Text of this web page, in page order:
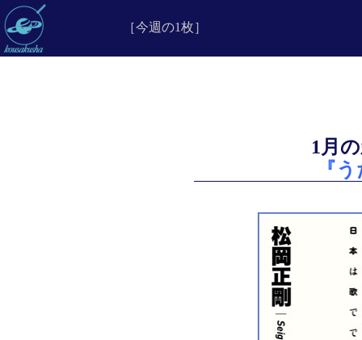
［今週の1枚］
1月
『